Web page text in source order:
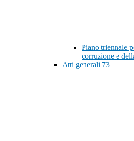
Piano triennale
corruzione e
Atti generali 73